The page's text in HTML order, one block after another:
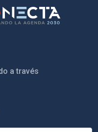
a través